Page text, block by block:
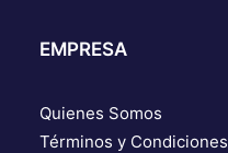
EMPRESA
Quienes Somos
Términos y Condiciones